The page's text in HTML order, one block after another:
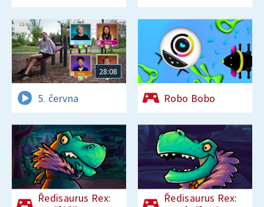
28:08
5. června Robo Bobo
Ředisaurus Rex:
Ředisaurus Rex: